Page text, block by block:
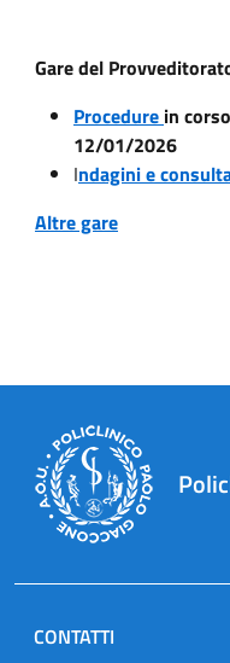
Gare del
Procedure in
12/01/2026
Indagini e
Altre gare
CONTATTI